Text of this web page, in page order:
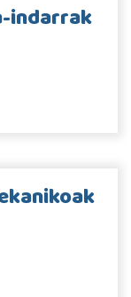
indarrak